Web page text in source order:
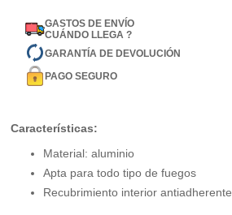
GASTOS DE ENVÍO
CUÁNDO LLEGA ?
GARANTÍA DE DEVOLUCIÓN
PAGO SEGURO
Características:
Material: aluminio
Apta para todo tipo de fuegos
Recubrimiento interior antiadherente